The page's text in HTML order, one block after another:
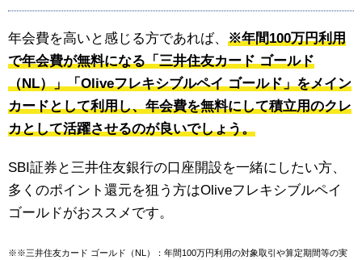
年会費を高いと感じる方であれば、 ※年間100万円利用
で年会費が無料になる「三井住友カード ゴールド
（NL）」「Oliveフレキシブルペイ ゴールド」をメイン
カードとして利用し、年会費を無料にして積立用のクレ
カとして活躍させるのが良いでしょう。
SBI証券と三井住友銀行の口座開設を一緒にしたい方、
多くのポイント還元を狙う方はOliveフレキシブルペイ
ゴールドがおススメです。
※※三井住友カード ゴールド（NL）：年間100万円利用の対象取引や算定期間等の実